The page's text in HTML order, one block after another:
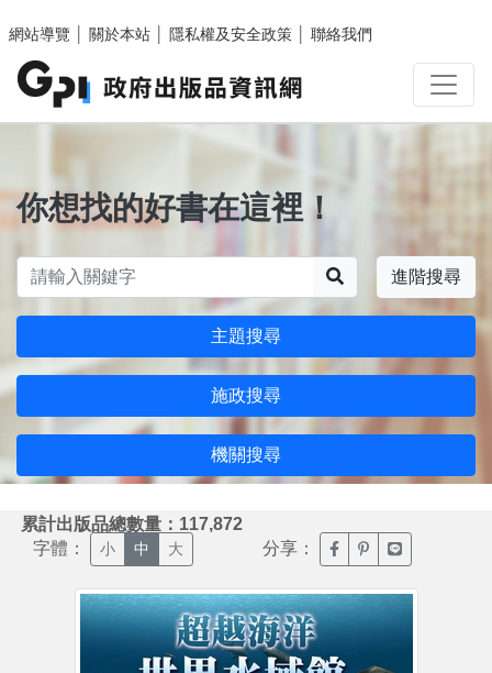
網站導覽
關於本站 隱私權及安全政策 聯絡我們
你想找的好書在這裡！
進階搜尋
主題搜尋
施政搜尋
機關搜尋
累計出版品總數量：117,872
字體： 小 中 大 分享： 臉書分享(另開新視窗)
噗浪分享(另開新
Line分享(另